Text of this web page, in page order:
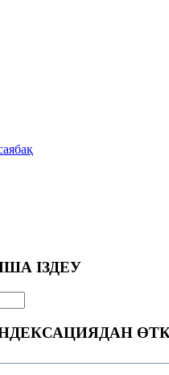
ІЗДЕУ